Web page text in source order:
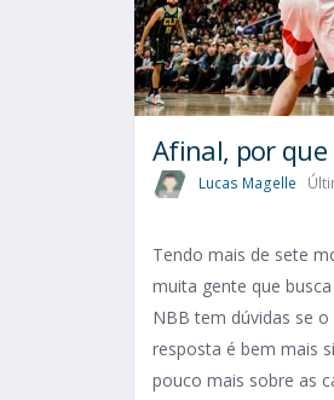
Afinal, por que
Lucas Magelle
Tendo mais de sete
muita gente que
NBB tem dúvidas se
resposta é bem mais
pouco mais sobre as